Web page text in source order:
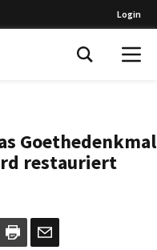
Login
Goethedenkmal
restauriert